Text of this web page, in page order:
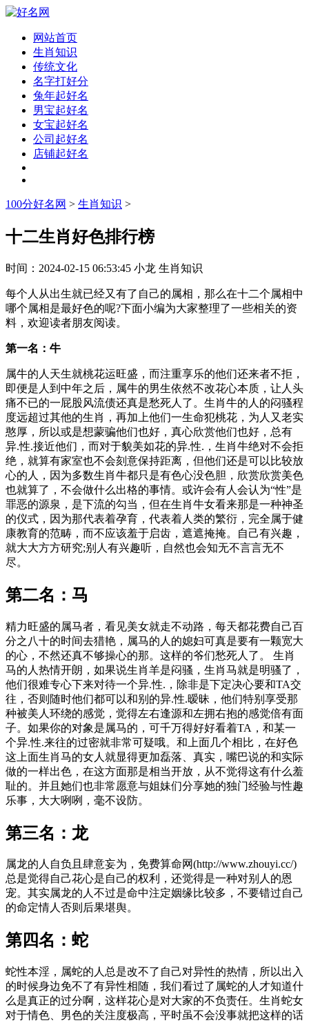
网站首页
生肖知识
传统文化
名字打好分
兔年起好名
男宝起好名
女宝起好名
公司起好名
店铺起好名
100分好名网 > 生肖知识 >
十二生肖好色排行榜
时间： 2024-02-15 06:53:45 小龙 生肖知识
每个人从出生就已经又有了自己的属相，那么在十二个属相中
哪个属相是最好色的呢?下面小编为大家整理了一些相关的资
料，欢迎读者朋友阅读。
第一名：牛
属牛的人天生就桃花运旺盛，而注重享乐的他们还来者不拒，
即便是人到中年之后，属牛的男生依然不改花心本质，让人头
痛不已的一屁股风流债还真是愁死人了。生肖牛的人的闷骚程
度远超过其他的生肖，再加上他们一生命犯桃花，为人又老实
憨厚，所以或是想蒙骗他们也好，真心欣赏他们也好，总有
异.性.接近他们，而对于貌美如花的异.性.，生肖牛绝对不会拒
绝，就算有家室也不会刻意保持距离，但他们还是可以比较放
心的人，因为多数生肖牛都只是有色心没色胆，欣赏欣赏美色
也就算了，不会做什么出格的事情。或许会有人会认为“性”是
罪恶的源泉，是下流的勾当，但在生肖牛女看来那是一种神圣
的仪式，因为那代表着孕育，代表着人类的繁衍，完全属于健
康教育的范畴，而不应该羞于启齿，遮遮掩掩。自己有兴趣，
就大大方方研究;别人有兴趣听，自然也会知无不言言无不
尽。
第二名：马
精力旺盛的属马者，看见美女就走不动路，每天都花费自己百
分之八十的时间去猎艳，属马的人的媳妇可真是要有一颗宽大
的心，不然还真不够操心的那。这样的爷们愁死人了。 生肖
马的人热情开朗，如果说生肖羊是闷骚，生肖马就是明骚了，
他们很难专心下来对待一个异.性.，除非是下定决心要和TA交
往，否则随时他们都可以和别的异.性.暧昧，他们特别享受那
种被美人环绕的感觉，觉得左右逢源和左拥右抱的感觉倍有面
子。如果你的对象是属马的，可千万得好好看着TA，和某一
个异.性.来往的过密就非常可疑哦。和上面几个相比，在好色
这上面生肖马的女人就显得更加磊落、真实，嘴巴说的和实际
做的一样出色，在这方面那是相当开放，从不觉得这有什么羞
耻的。并且她们也非常愿意与姐妹们分享她的独门经验与性趣
乐事，大大咧咧，毫不设防。
第三名：龙
属龙的人自负且肆意妄为，免费算命网(http://www.zhouyi.cc/)
总是觉得自己花心是自己的权利，还觉得是一种对别人的恩
宠。其实属龙的人不过是命中注定姻缘比较多，不要错过自己
的命定情人否则后果堪舆。
第四名：蛇
蛇性本淫，属蛇的人总是改不了自己对异性的热情，所以出入
的时候身边免不了有异性相随，我们看过了属蛇的人才知道什
么是真正的过分啊，这样花心是对大家的不负责任。生肖蛇女
对于情色、男色的关注度极高，平时虽不会没事就把这样的话